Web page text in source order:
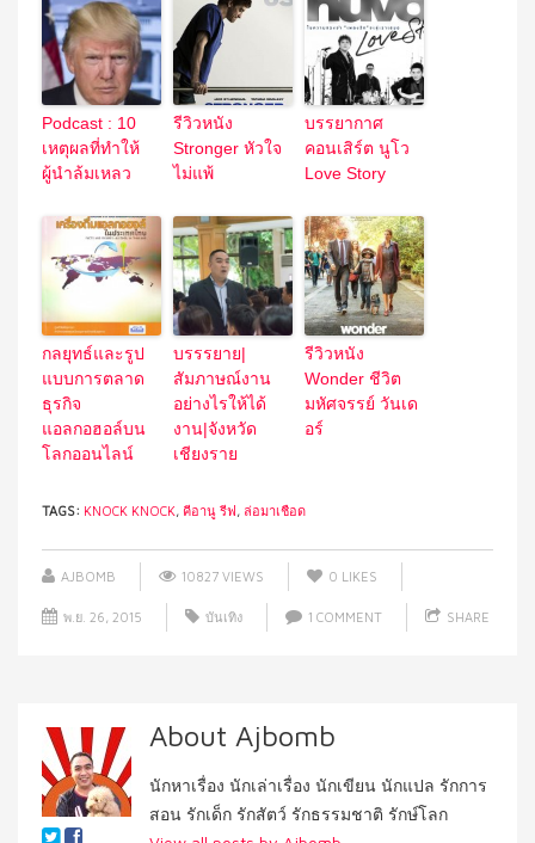
Podcast : 10
เหตุผลที่ทำให้
ผู้นำล้มเหลว
รีวิวหนัง
Stronger หัวใจ
ไม่แพ้
บรรยากาศ
คอนเสิร์ต นูโว
Love Story
กลยุทธ์และรูป
แบบการตลาด
ธุรกิจ
แอลกอฮอล์บน
โลกออนไลน์
บรรรยาย|
สัมภาษณ์งาน
อย่างไรให้ได้
งาน|จังหวัด
เชียงราย
รีวิวหนัง
Wonder ชีวิต
มหัศจรรย์ วันเด
อร์
TAGS: KNOCK KNOCK, คีอานู รีฟ, ล่อมาเชือด
AJBOMB 10827 VIEWS 0 LIKES
พ.ย. 26, 2015 บันเทิง 1 COMMENT SHARE
About Ajbomb
นักหาเรื่อง นักเล่าเรื่อง นักเขียน นักแปล รักการ
สอน รักเด็ก รักสัตว์ รักธรรมชาติ รักษ์โลก